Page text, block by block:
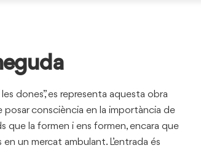
dones”, es representa aquesta obra
consciència en la importància de
que la formen i ens formen, encara que
un mercat ambulant. L’entrada és